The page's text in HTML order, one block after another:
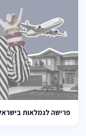
פרישה לגמלאות